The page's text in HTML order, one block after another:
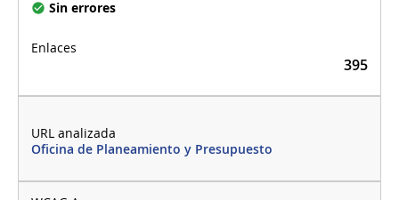
Sin errores
395
Oficina de Planeamiento y Presupuesto